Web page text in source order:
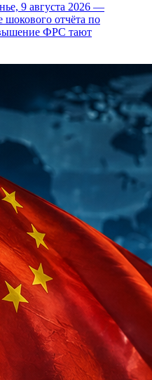
9 августа 2026 —
шокового отчёта по
ФРС тают